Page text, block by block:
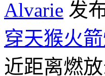
Alvarie 发
穿天猴火
近距离燃